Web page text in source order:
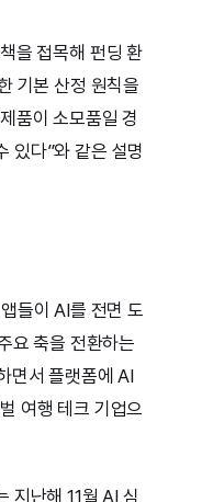
을 접목해 펀딩 환
기본 산정 원칙을
품이 소모품일 경
있다”와 같은 설명
들이 AI를 전면 도
요 축을 전환하는
면서 플랫폼에 AI
여행 테크 기업으
지난해 11월 AI 심